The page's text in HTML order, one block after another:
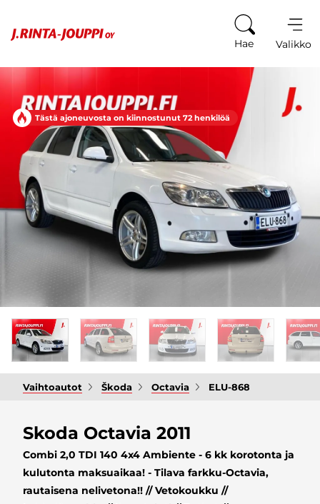
Hae Valikko
Tästä ajoneuvosta on kiinnostunut 72 henkilöä
Vaihtoautot Škoda Octavia ELU-868
Skoda Octavia 2011
Combi 2,0 TDI 140 4x4 Ambiente - 6 kk korotonta ja
kulutonta maksuaikaa! - Tilava farkku-Octavia,
rautaisena nelivetona!! // Vetokoukku //